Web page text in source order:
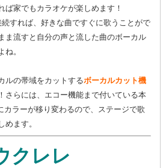
ば家でもカラオケが楽しめます！
すれば、好きな曲ですぐに歌うことがで
ま流すと自分の声と流した曲のボーカル
ルの帯域をカットするボーカルカット機
さらには、エコー機能まで付いている本
カラーが移り変わるので、ステージで歌
クレレ